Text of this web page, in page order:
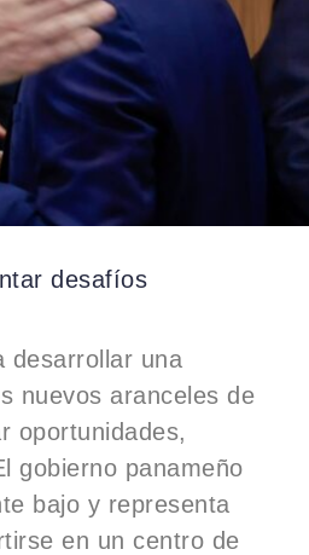
desafíos
desarrollar una
nuevos aranceles de
oportunidades,
gobierno panameño
bajo y representa
en un centro de